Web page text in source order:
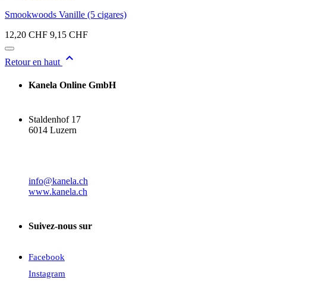
Smookwoods Vanille (5 cigares)
12,20 CHF 9,15 CHF
Retour en haut 
Kanela Online GmbH
Staldenhof 17
6014 Luzern
info@kanela.ch
www.kanela.ch
Suivez-nous sur
Facebook
Instagram